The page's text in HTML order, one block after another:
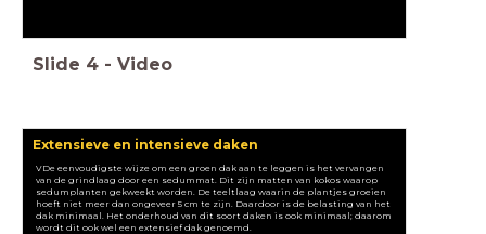
Slide 4 - Video
Extensieve en intensieve daken
VDe eenvoudigste wijze om een groen dak aan te leggen is het vervangen
van de grindlaag door een sedummat. Dit zijn matten van kokos waarop
sedumplanten gekweekt worden. De teeltlaag waarin de plantjes groeien
hoeft niet meer dan ongeveer 5 cm te zijn. Daardoor is de belasting van het
dak minimaal. Het onderhoud van dit soort daken is ook minimaal; daarom
wordt dit ook wel een extensief dak genoemd.